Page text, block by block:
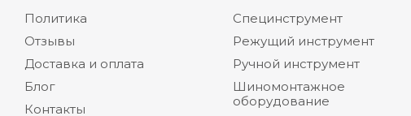
Политика
Отзывы
Доставка и оплата
Блог
Контакты
Специнструмент
Режущий инструмент
Ручной инструмент
Шиномонтажное
оборудование